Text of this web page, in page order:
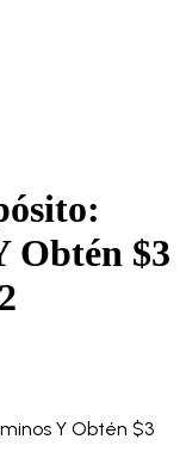
Obtén $3
Y Obtén $3